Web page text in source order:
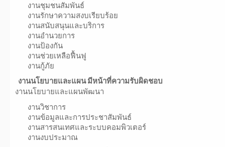
งานชุมชนสัมพันธ์
งานรักษาความสงบเรียบร้อย
งานสนับสนุนและบริการ
งานอำนวยการ
งานป้องกัน
งานช่วยเหลือฟื้นฟู
งานกู้ภัย
งานนโยบายและแผน มีหน้าที่ความรับผิดชอบ
งานนโยบายและแผนพัฒนา
งานวิชาการ
งานข้อมูลและการประชาสัมพันธ์
งานสารสนเทศและระบบคอมพิวเตอร์
งานงบประมาณ